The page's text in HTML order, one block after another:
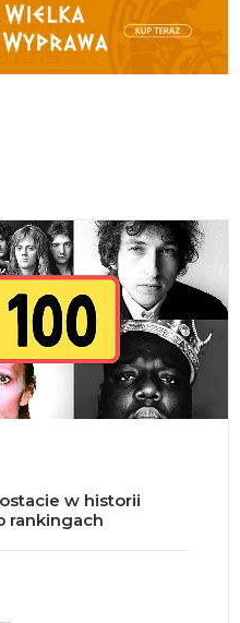
w historii
rankingach